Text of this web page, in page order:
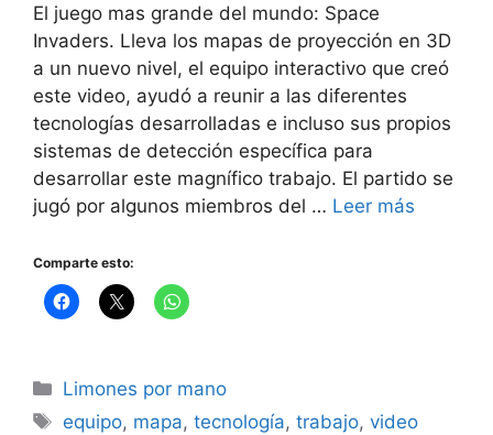
El juego mas grande del mundo: Space
Invaders. Lleva los mapas de proyección en 3D
a un nuevo nivel, el equipo interactivo que creó
este video, ayudó a reunir a las diferentes
tecnologías desarrolladas e incluso sus propios
sistemas de detección específica para
desarrollar este magnífico trabajo. El partido se
jugó por algunos miembros del … Leer más
Comparte esto:
Categorías
Limones por mano
Etiquetas
equipo, mapa,tecnología,trabajo,video